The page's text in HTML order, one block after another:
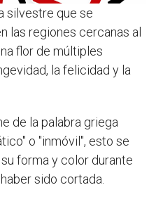
silvestre que se
las regiones cercanas al
flor de múltiples
la felicidad y la
de la palabra griega
o "inmóvil", esto se
forma y color durante
sido cortada.